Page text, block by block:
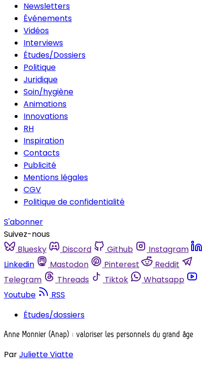
Newsletters
Événements
Vidéos
Interviews
Études/Dossiers
Politique
Juridique
Soin/hygiène
Animations
Innovations
RH
Inspiration
Contacts
Publicité
Mentions légales
CGV
Politique de confidentialité
S'abonner
Suivez-nous
Bluesky
Discord Github
Instagram
Linkedin
Mastodon Pinterest
Reddit
Telegram
Threads Tiktok
Whatsapp
Youtube
RSS
Études/dossiers
Anne Monnier (Anap) : valoriser les personnels du grand âge
ParJuliette Viatte